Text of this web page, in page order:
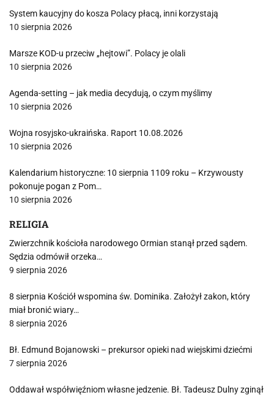
System kaucyjny do kosza Polacy płacą, inni korzystają
10 sierpnia 2026
Marsze KOD-u przeciw „hejtowi”. Polacy je olali
10 sierpnia 2026
Agenda-setting – jak media decydują, o czym myślimy
10 sierpnia 2026
Wojna rosyjsko-ukraińska. Raport 10.08.2026
10 sierpnia 2026
Kalendarium historyczne: 10 sierpnia 1109 roku – Krzywousty
pokonuje pogan z Pom…
10 sierpnia 2026
RELIGIA
Zwierzchnik kościoła narodowego Ormian stanął przed sądem.
Sędzia odmówił orzeka…
9 sierpnia 2026
8 sierpnia Kościół wspomina św. Dominika. Założył zakon, który
miał bronić wiary…
8 sierpnia 2026
Bł. Edmund Bojanowski – prekursor opieki nad wiejskimi dziećmi
7 sierpnia 2026
Oddawał współwięźniom własne jedzenie. Bł. Tadeusz Dulny zginął